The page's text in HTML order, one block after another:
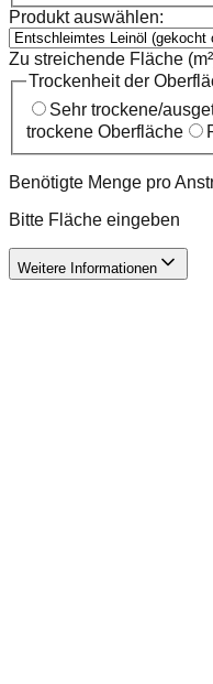
Produkt auswählen:
Zu streichende Fläche
Trockenheit der
Sehr trockene/
trockene Oberfläche
Benötigte Menge pro
Bitte Fläche eingeben
Weitere Informationen